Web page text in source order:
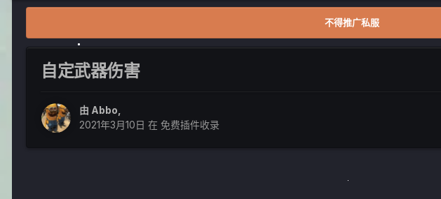
不得推广私服
自定武器伤害
由 Abbo
2021年3月10日 在 免费插件收录